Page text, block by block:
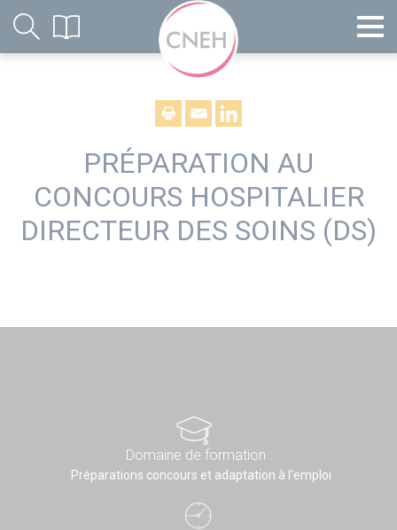
PRÉPARATION AU
CONCOURS HOSPITALIER
DIRECTEUR DES SOINS (DS)
Domaine de formation :
Préparations concours et adaptation à l'emploi